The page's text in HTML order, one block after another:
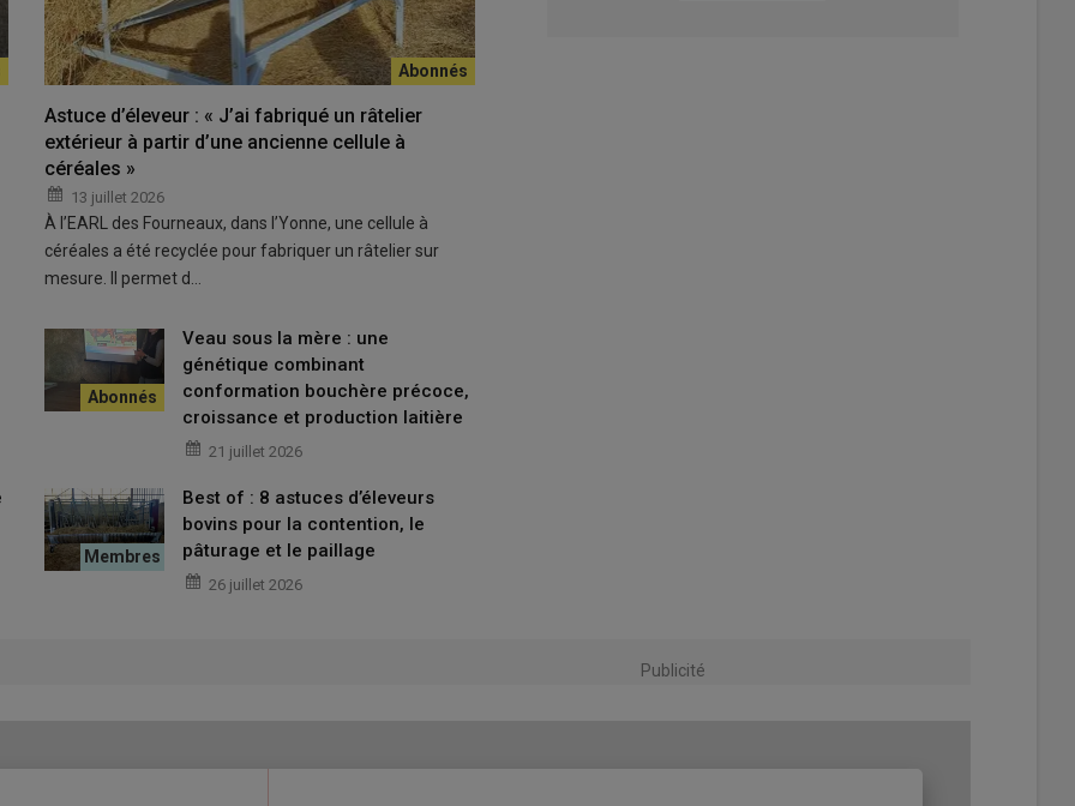
chaque étape en comparaison de l'animal qu'on observe
score de douleur est calculé.
vétérinaires qui vise à mieux évaluer la douleur des
l
’école nationale vétérinaire de Nantes
Play ou Appstore.
validées par un panel d’experts, des signes de douleur
l’Ecole nationale vétérinaire de Nantes lors d’un webinaire
dans Bovisensor sont variées :mammites
ou chirurgies comme lacésarienneet lalaparatomie
a été construite. L’application permet aussi d’évaluer
des veaux, combiner anesthésie et anti-
Astuce d’éleveur : « J’ai fabriqué un râtelier
extérieur à partir d’une ancienne cellule à
céréales »
13 juillet 2026
À l’EARL des Fourneaux, dans l’Yonne, une cellule à
céréales a été recyclée pour fabriquer un râtelier sur
mesure. Il permet d…
Veau sous la mère : une
génétique combinant
conformation bouchère précoce,
croissance et production laitière
21 juillet 2026
Best of : 8 astuces d’éleveurs
bovins pour la contention, le
pâturage et le paillage
26 juillet 2026
Publicité